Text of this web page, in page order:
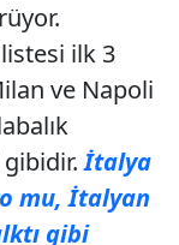
ilk 3
ve Napoli
gibidir.İtalya
mu, İtalyan
gibi